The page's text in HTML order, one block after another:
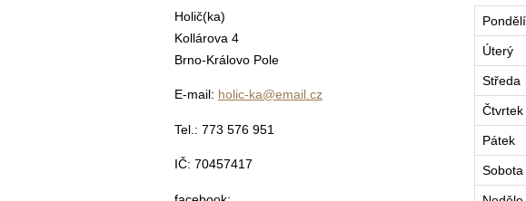
Holič(ka)
Kollárova 4
Brno-Královo Pole
E-mail: holic-ka@email.cz
Tel.: 773 576 951
IČ: 70457417
Pondělí
Úterý
Středa
Čtvrtek
Pátek
Sobota